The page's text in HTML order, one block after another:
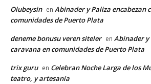
Olubeysin en Abinader y Paliza encabezan
comunidades de Puerto Plata
deneme bonusu veren siteler en Abinader y
caravana en comunidades de Puerto Plata
trix guru en Celebran Noche Larga de los
teatro, y artesanía